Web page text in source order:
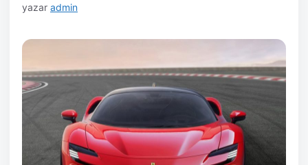
yazar admin